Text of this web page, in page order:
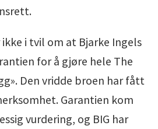
i tvil om at Bjarke Ingels
for å gjøre hele The
Den vridde broen har fått
Garantien kom
vurdering, og BIG har